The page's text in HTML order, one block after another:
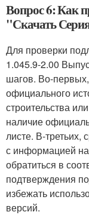
Вопрос 6: Как
"Скачать
Для проверки
1.045.9-2.00
шагов. Во-первых,
официального
строительства
наличие
листе. В-третьих,
с информацией
обратиться в
подтверждения
избежать
версий.